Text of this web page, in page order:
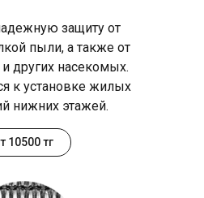
защиту от
пыли, а также от
других насекомых.
к установке жилых
нижних этажей.
10500 тг